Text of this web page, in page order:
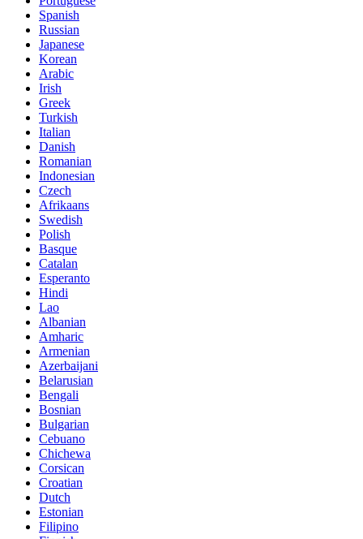
Spanish
Russian
Japanese
Korean
Arabic
Irish
Greek
Turkish
Italian
Danish
Romanian
Indonesian
Czech
Afrikaans
Swedish
Polish
Basque
Catalan
Esperanto
Hindi
Lao
Albanian
Amharic
Armenian
Azerbaijani
Belarusian
Bengali
Bosnian
Bulgarian
Cebuano
Chichewa
Corsican
Croatian
Dutch
Estonian
Filipino